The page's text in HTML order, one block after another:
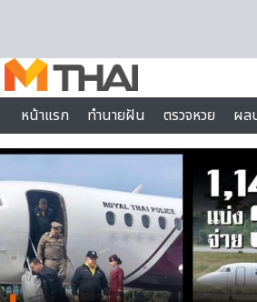
หน้าแรก
ทำนายฝัน ตรวจหวย ผล
ไลฟ์สไตล์